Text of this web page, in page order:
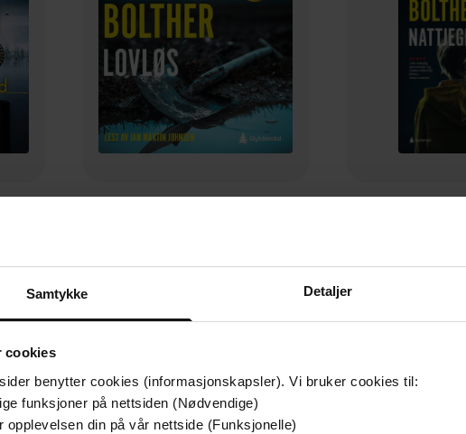
Samtykke Detaljer
cookies
benytter cookies (informasjonskapsler). Vi bruker cookies til:
funksjoner på nettsiden (Nødvendige)
opplevelsen din på vår nettside (Funksjonelle)
LYDBOK